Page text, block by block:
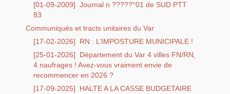
[01-09-2009] Journal n ?????°01 de SUD PTT
83
Communiqués et tracts unitaires du Var
[17-02-2026]
RN : L’IMPOSTURE MUNICIPALE !
[25-01-2026]
Département du Var 4 villes FN/RN,
4 naufrages ! Avez-vous vraiment envie de
recommencer en 2026 ?
[17-09-2025]
HALTE A LA CASSE BUDGETAIRE